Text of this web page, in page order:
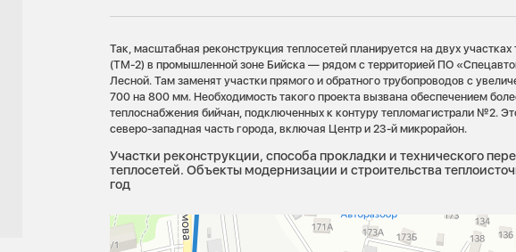
Так, масштабная реконструкция теплосетей планируется на двух
(ТМ-2) в промышленной зоне Бийска — рядом с территорией ПО
Лесной. Там заменят участки прямого и обратного трубопроводов с
700 на 800 мм. Необходимость такого проекта вызвана обеспечением
теплоснабжения бийчан, подключенных к контуру тепломагистрали №2.
северо-западная часть города, включая Центр и 23-й микрорайон.
Участки реконструкции, способа прокладки и технического
теплосетей. Объекты модернизации и строительства
год